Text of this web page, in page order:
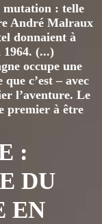
mutation : telle
André Malraux
donnaient à
(...)
occupe une
c’est – avec
l’aventure. Le
premier à être
:
DU
EN